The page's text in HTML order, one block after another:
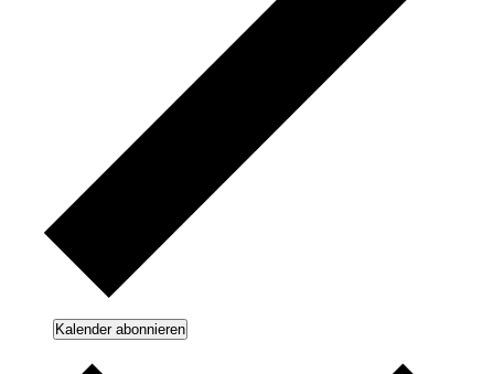
Kalender abonnieren